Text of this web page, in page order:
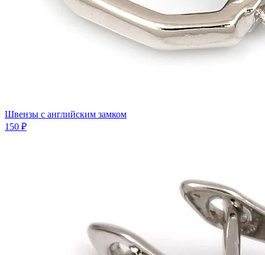
Швензы с английским замком
150 ₽